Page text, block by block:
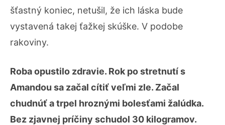
šťastný koniec, netušil, že ich láska bude
vystavená takej ťažkej skúške. V podobe
rakoviny.
Roba opustilo zdravie. Rok po stretnutí s
Amandou sa začal cítiť veľmi zle. Začal
chudnúť a trpel hroznými bolesťami žalúdka.
Bez zjavnej príčiny schudol 30 kilogramov.